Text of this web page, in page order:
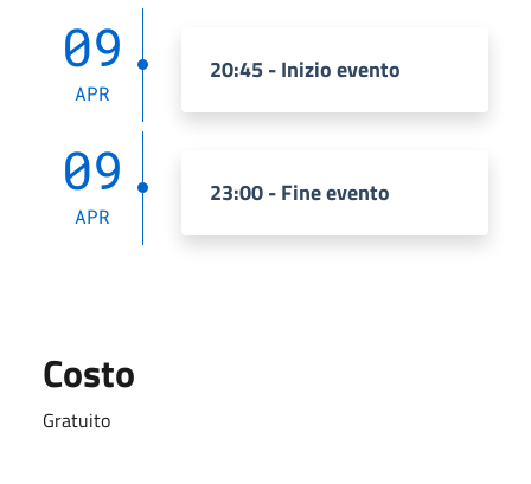
09
APR
20:45 - Inizio evento
09
APR
23:00 - Fine evento
Costo
Gratuito